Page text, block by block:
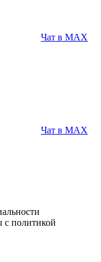
Чат в MAX
Чат в MAX
с политикой